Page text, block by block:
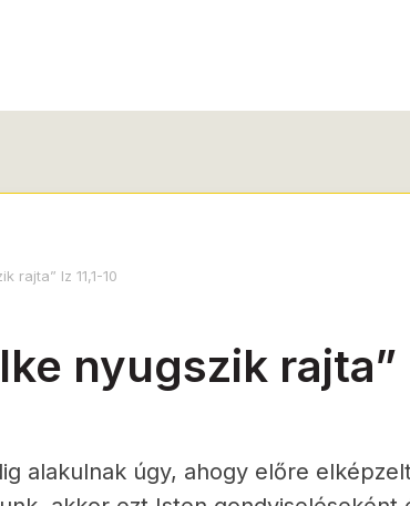
rajta” Iz 11,1-10
nyugszik rajta”
alakulnak úgy, ahogy előre